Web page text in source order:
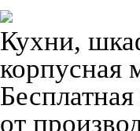
Кухни,
корпусная
от